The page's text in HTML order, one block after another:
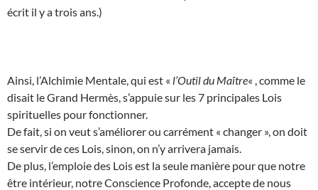
écrit il y a trois ans.)
Ainsi, l’Alchimie Mentale, qui est « l’Outil du Maître« , comme le
disait le Grand Hermès, s’appuie sur les 7 principales Lois
spirituelles pour fonctionner.
De fait, si on veut s’améliorer ou carrément « changer », on doit
se servir de ces Lois, sinon, on n’y arrivera jamais.
De plus, l’emploie des Lois est la seule manière pour que notre
être intérieur, notre Conscience Profonde, accepte de nous